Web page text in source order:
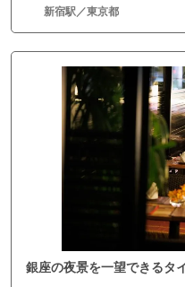
新宿駅／東京都
銀座の夜景を一望できるタ